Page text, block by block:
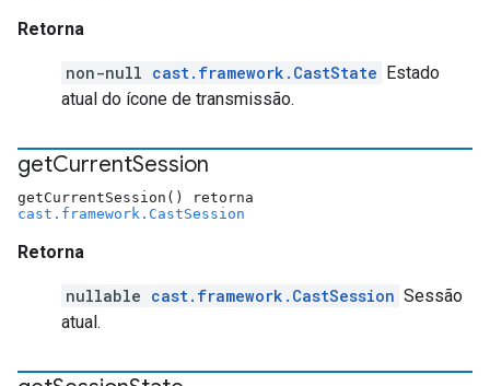
Retorna
non-null cast.framework.CastState Estado
atual do ícone de transmissão.
getCurrentSession
getCurrentSession() retorna
cast.framework.CastSession
Retorna
nullable cast.framework.CastSession Sessão
atual.